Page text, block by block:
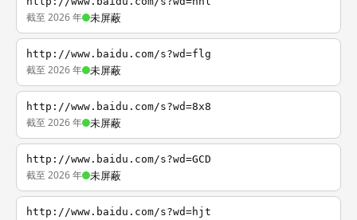
截至 2026 年 未屏蔽
http://www.baidu.com/s?wd=flg
截至 2026 年 未屏蔽
http://www.baidu.com/s?wd=8x8
截至 2026 年 未屏蔽
http://www.baidu.com/s?wd=GCD
截至 2026 年 未屏蔽
http://www.baidu.com/s?wd=hjt